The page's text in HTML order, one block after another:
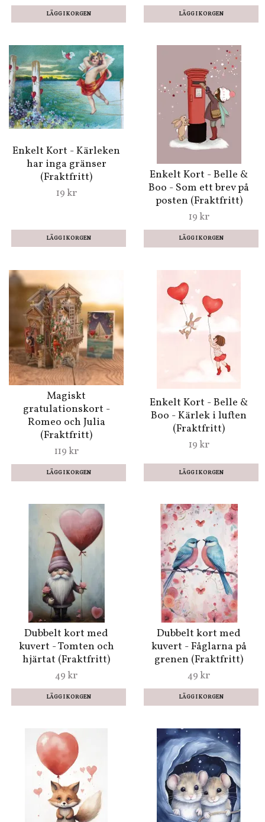
Enkelt Kort - Kärleken
har inga gränser
(Fraktfritt)
19 kr
Enkelt Kort - Belle &
Boo - Som ett brev på
posten (Fraktfritt)
19 kr
Magiskt
gratulationskort -
Romeo och Julia
(Fraktfritt)
119 kr
Enkelt Kort - Belle &
Boo - Kärlek i luften
(Fraktfritt)
19 kr
Dubbelt kort med
kuvert - Tomten och
hjärtat (Fraktfritt)
49 kr
Dubbelt kort med
kuvert - Fåglarna på
grenen (Fraktfritt)
49 kr